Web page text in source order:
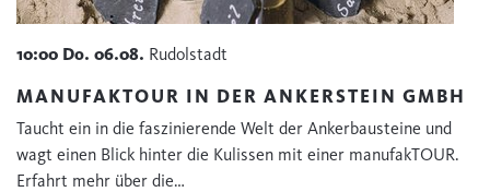
10:00 Do. 06.08. Rudolstadt
MANUFAKTOUR IN DER ANKERSTEIN GMBH
Taucht ein in die faszinierende Welt der Ankerbausteine und
wagt einen Blick hinter die Kulissen mit einer manufakTOUR.
Erfahrt mehr über die…